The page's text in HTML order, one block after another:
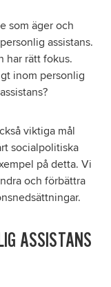
som äger och
assistans.
har rätt fokus.
inom personlig
viktiga mål
socialpolitiska
på detta. Vi
och förbättra
ASSISTANS